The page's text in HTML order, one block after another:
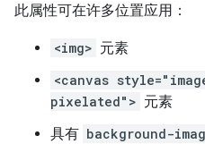
此属性可在许多位置应用：
<img> 元素
<canvas
pixelated"> 元素
具有 background-